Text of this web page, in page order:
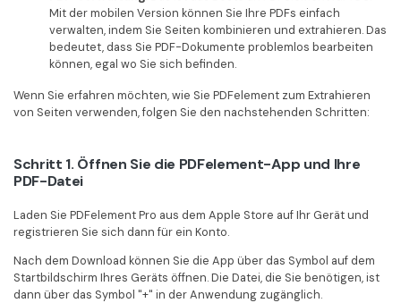
Mit der mobilen Version können Sie Ihre PDFs einfach
verwalten, indem Sie Seiten kombinieren und extrahieren. Das
bedeutet, dass Sie PDF-Dokumente problemlos bearbeiten
können, egal wo Sie sich befinden.
Wenn Sie erfahren möchten, wie Sie PDFelement zum Extrahieren
von Seiten verwenden, folgen Sie den nachstehenden Schritten:
Schritt 1. Öffnen Sie die PDFelement-App und Ihre
PDF-Datei
Laden Sie PDFelement Pro aus dem Apple Store auf Ihr Gerät und
registrieren Sie sich dann für ein Konto.
Nach dem Download können Sie die App über das Symbol auf dem
Startbildschirm Ihres Geräts öffnen. Die Datei, die Sie benötigen, ist
dann über das Symbol "+" in der Anwendung zugänglich.